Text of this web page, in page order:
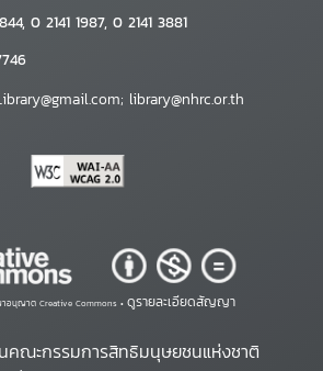
0 2141 1987, 0 2141 3881
library@nhrc.or.th
อนุญาต Creative Commons • ดูรายละเอียดสัญญา
คณะกรรมการสิทธิมนุษยชนแห่งชาติ